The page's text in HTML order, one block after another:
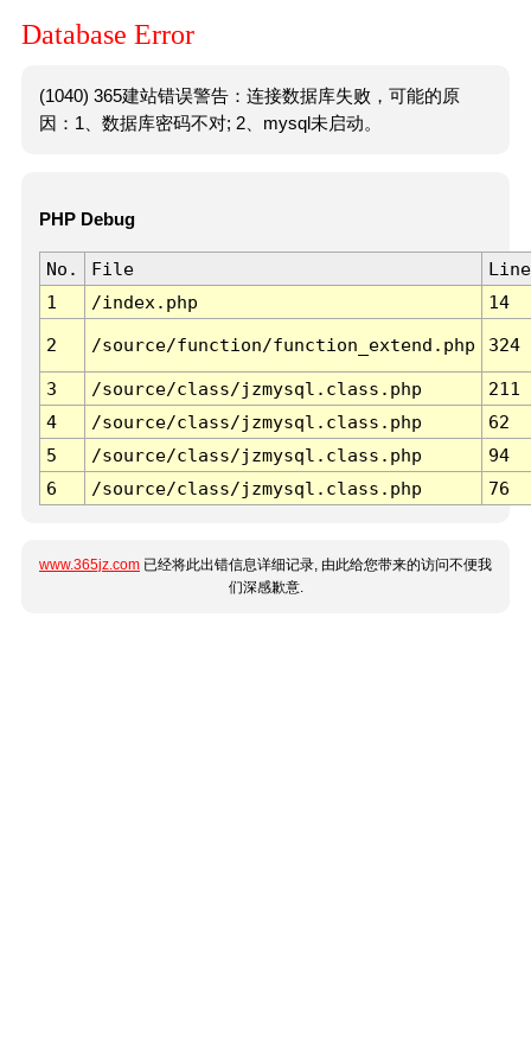
Database Error
(1040) 365建站错误警告：连接数据库失败，可能的原
因：1、数据库密码不对; 2、mysql未启动。
PHP Debug
No. File
Line
1
/index.php 14
2 /source/function/function_extend.php 324
3 /source/class/jzmysql.class.php
211
4
/source/class/jzmysql.class.php
62
5
/source/class/jzmysql.class.php
94
6
/source/class/jzmysql.class.php 76
www.365jz.com 已经将此出错信息详细记录, 由此给您带来的访问不便我
们深感歉意.